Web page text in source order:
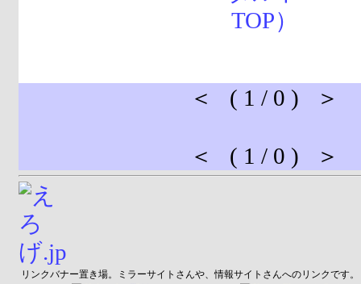
＜ ( 1 / 0 ) ＞
＜ ( 1 / 0 ) ＞
リンクバナー置き場。ミラーサイトさんや、情報サイトさんへのリンクです。